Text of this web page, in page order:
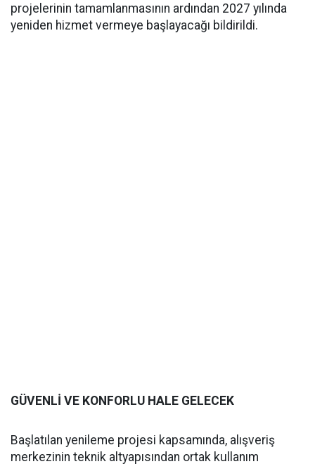
projelerinin tamamlanmasının ardından 2027 yılında
yeniden hizmet vermeye başlayacağı bildirildi.
GÜVENLİ VE KONFORLU HALE GELECEK
Başlatılan yenileme projesi kapsamında, alışveriş
merkezinin teknik altyapısından ortak kullanım